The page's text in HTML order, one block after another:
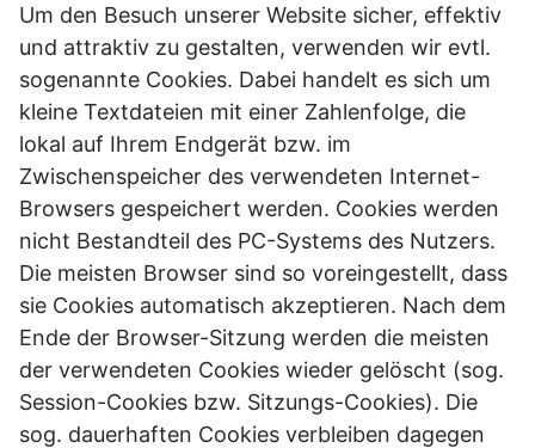
Um den Besuch unserer Website sicher, effektiv
und attraktiv zu gestalten, verwenden wir evtl.
sogenannte Cookies. Dabei handelt es sich um
kleine Textdateien mit einer Zahlenfolge, die
lokal auf Ihrem Endgerät bzw. im
Zwischenspeicher des verwendeten Internet-
Browsers gespeichert werden. Cookies werden
nicht Bestandteil des PC-Systems des Nutzers.
Die meisten Browser sind so voreingestellt, dass
sie Cookies automatisch akzeptieren. Nach dem
Ende der Browser-Sitzung werden die meisten
der verwendeten Cookies wieder gelöscht (sog.
Session-Cookies bzw. Sitzungs-Cookies). Die
sog. dauerhaften Cookies verbleiben dagegen